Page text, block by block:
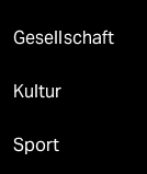
Gesellschaft
Kultur
Sport